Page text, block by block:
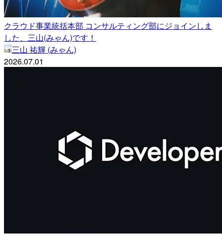
クラウド事業統括本部 コンサルティング部にジョインしま
した、三山(みゃん)です！
三山 祐輝 (みゃん)
2026.07.01